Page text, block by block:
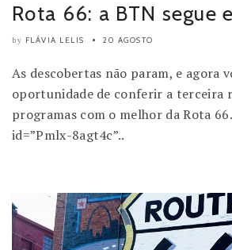
Rota 66: a BTN segue
by FLÁVIA LELIS 20 AGOSTO
As descobertas não param, e agora
oportunidade de conferir a terceira
programas com o melhor da Rota
id=”Pmlx-8agt4c”..